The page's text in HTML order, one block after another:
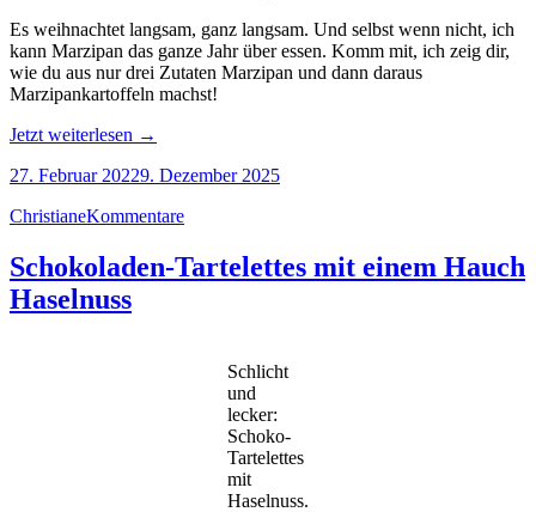
Es weihnachtet langsam, ganz langsam. Und selbst wenn nicht, ich
kann Marzipan das ganze Jahr über essen. Komm mit, ich zeig dir,
wie du aus nur drei Zutaten Marzipan und dann daraus
Marzipankartoffeln machst!
Jetzt weiterlesen „Selbstgemachtes
und
→
27. Februar 20229. Dezember 2025
ChristianeKommentare
Schokoladen-Tartelettes mit einem Hauch
Haselnuss
Schlicht
und
lecker:
Schoko-
Tartelettes
mit
Haselnuss.